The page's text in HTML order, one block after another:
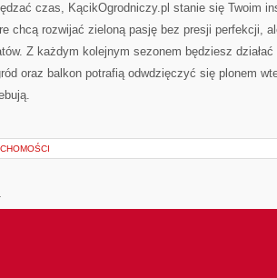
czas, KącikOgrodniczy.pl stanie się Twoim
chcą rozwijać zieloną pasję bez presji perfekcji,
Z każdym kolejnym sezonem będziesz działać
oraz balkon potrafią odwdzięczyć się plonem